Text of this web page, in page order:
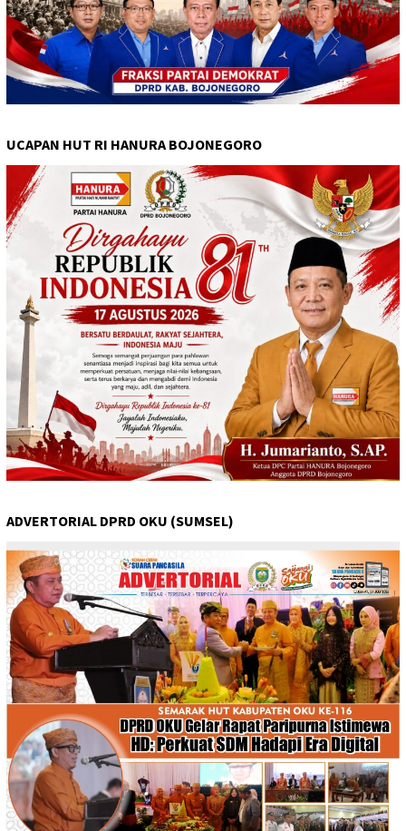
UCAPAN HUT RI HANURA BOJONEGORO
ADVERTORIAL DPRD OKU (SUMSEL)